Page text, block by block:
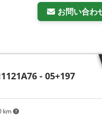
お問い合わ
km
- 05+197